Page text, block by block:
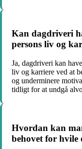
Kan dagdriveri
persons liv og
Ja, dagdriveri kan
liv og karriere ved at
og underminere
tidligt for at undgå
Hvordan kan
behovet for hvile